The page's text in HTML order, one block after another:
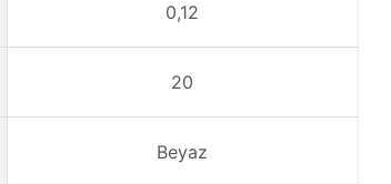
0,12
20
Beyaz